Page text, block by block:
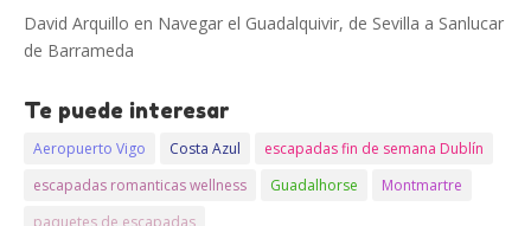
David Arquillo en Navegar el Guadalquivir, de Sevilla a Sanlucar
de Barrameda
Te puede interesar
Aeropuerto Vigo Costa Azul
escapadas fin de semana Dublín
escapadas romanticas wellness
Guadalhorse
Montmartre
paquetes de escapadas